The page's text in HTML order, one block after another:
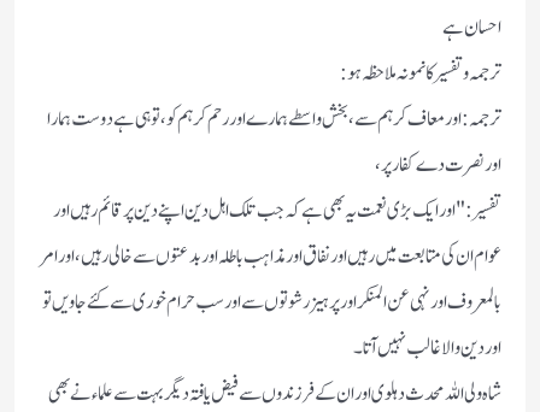
احسان ہے
ترجمہ و تفسیر کا نمونہ ملاحظہ ہو :
ترجمہ: اور معاف کر ہم سے،بخش واسطے ہمارے اور رحم کر ہم کو، تو ہی ہے دوست ہمارا
اور نصرت دے کفار پر،
تفسیر: "اور ایک بڑی نعمت یہ بھی ہے کہ جب تلک اہل دین اپنے دین پر قائم رہیں اور
عوام ان کی متابعت میں رہیں اور نفاق اور مذاہب باطلہ اور بدعتوں سے خالی رہیں، اور امر
بالمعروف اور نہی عن المنکر اور پرہیز رشوتوں سے اور سب حرام خوری سے کئے جاویں تو
اور دین والا غالب نہیں آتا ۔
شاہ ولی اللہ محدث دہلوی اور ان کے فرزندوں سے فیض یافتہ دیگر بہت سے علماء نے بھی